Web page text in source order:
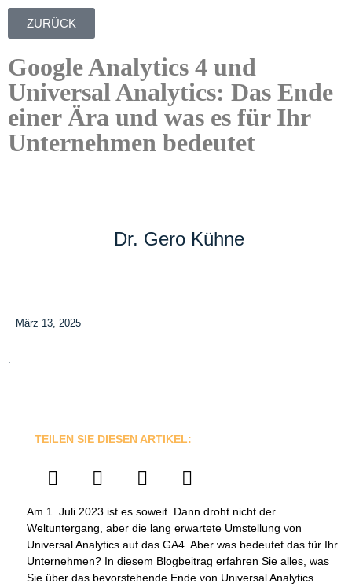
ZURÜCK
Google Analytics 4 und
Universal Analytics: Das Ende
einer Ära und was es für Ihr
Unternehmen bedeutet
Dr. Gero Kühne
März 13, 2025
.
TEILEN SIE DIESEN ARTIKEL:
Am 1. Juli 2023 ist es soweit. Dann droht nicht der
Weltuntergang, aber die lang erwartete Umstellung von
Universal Analytics auf das GA4. Aber was bedeutet das für Ihr
Unternehmen? In diesem Blogbeitrag erfahren Sie alles, was
Sie über das bevorstehende Ende von Universal Analytics